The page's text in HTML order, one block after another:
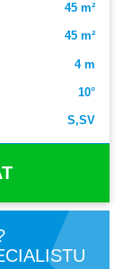
45 m²
45 m²
4 m
10°
S,SV